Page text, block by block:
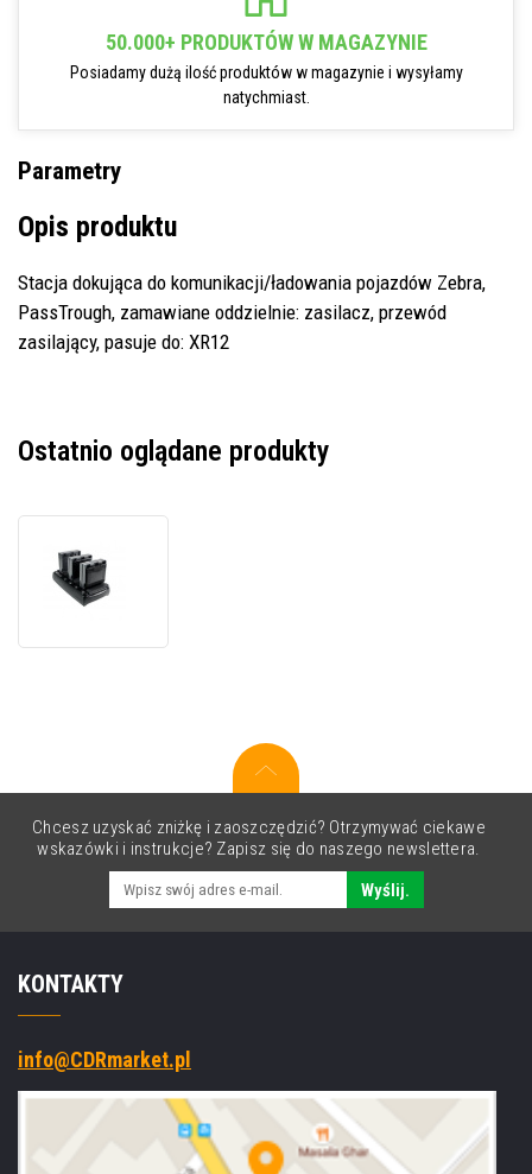
50.000+ PRODUKTÓW W MAGAZYNIE
Posiadamy dużą ilość produktów w magazynie i wysyłamy
natychmiast.
Parametry
Opis produktu
Stacja dokująca do komunikacji/ładowania pojazdów Zebra,
PassTrough, zamawiane oddzielnie: zasilacz, przewód
zasilający, pasuje do: XR12
Ostatnio oglądane produkty
300095,
Chcesz uzyskać zniżkę i zaoszczędzić? Otrzymywać ciekawe
wskazówki i instrukcje? Zapisz się do naszego newslettera.
Wyślij.
KONTAKTY
info@CDRmarket.pl